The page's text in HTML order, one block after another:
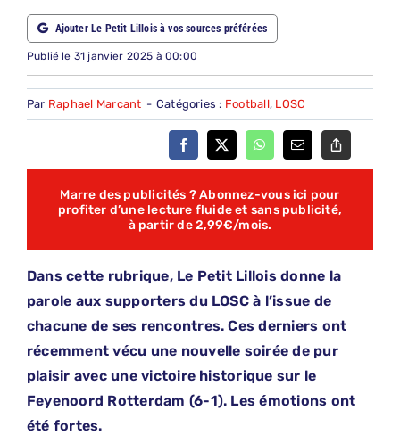
Ajouter Le Petit Lillois à vos sources préférées
Publié le 31 janvier 2025 à 00:00
Par Raphael Marcant - Catégories : Football, LOSC
Marre des publicités ? Abonnez-vous ici pour
profiter d’une lecture fluide et sans publicité,
à partir de 2,99€/mois.
Dans cette rubrique, Le Petit Lillois donne la
parole aux supporters du LOSC à l’issue de
chacune de ses rencontres. Ces derniers ont
récemment vécu une nouvelle soirée de pur
plaisir avec une victoire historique sur le
Feyenoord Rotterdam (6-1). Les émotions ont
été fortes.